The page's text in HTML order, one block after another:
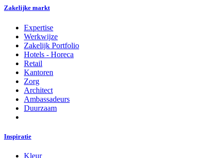
Zakelijke markt
Expertise
Werkwijze
Zakelijk Portfolio
Hotels - Horeca
Retail
Kantoren
Zorg
Architect
Ambassadeurs
Duurzaam
Inspiratie
Kleur